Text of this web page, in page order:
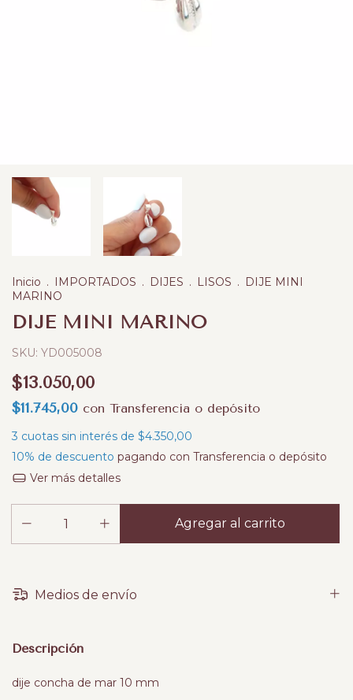
Inicio . IMPORTADOS . DIJES . LISOS . DIJE MINI
MARINO
DIJE MINI MARINO
SKU: YD005008
$13.050,00
$11.745,00 con Transferencia o depósito
3 cuotas sin interés de $4.350,00
10% de descuento pagando con Transferencia o depósito
Ver más detalles
Medios de envío
Descripción
dije concha de mar 10 mm